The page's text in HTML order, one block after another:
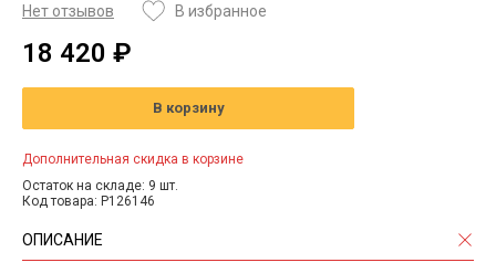
Нет отзывов В избранное
18 420 ₽
В корзину
Дополнительная скидка в корзине
Остаток на складе: 9 шт.
Код товара: P126146
ОПИСАНИЕ